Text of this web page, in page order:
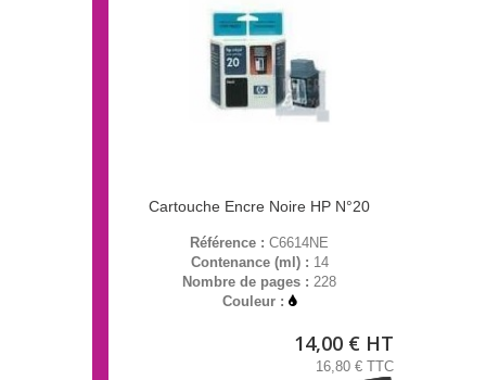
Cartouche Encre Noire HP N°20
Référence : C6614NE
Contenance (ml) : 14
Nombre de pages : 228
Couleur :
14,00 € HT
16,80 € TTC